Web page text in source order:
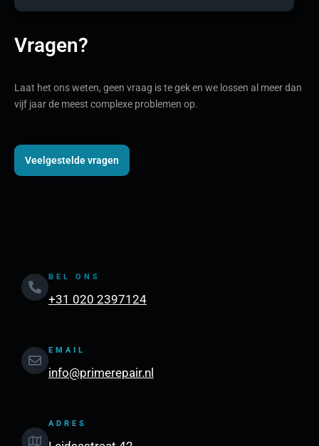
Vragen?
Laat het ons weten, geen vraag is te gek en we lossen al meer dan
vijf jaar de meest complexe problemen op.
Veelgestelde vragen
BEL ONS
+31 020 2397124
EMAIL
info@primerepair.nl
ADRES